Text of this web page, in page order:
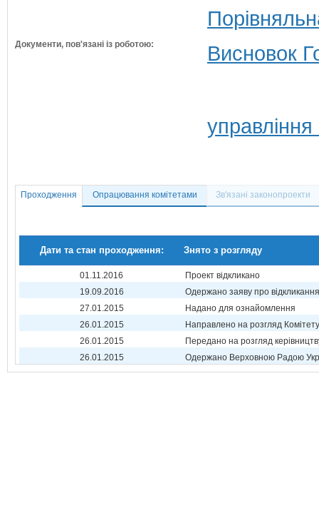
Документи, пов'язані із роботою: Висновок
Проходження Опрацювання комітетами Зв'язані законопроекти
Дати та стан проходження: Знято з розгляду
01.11.2016
Проект відкликано
19.09.2016
Одержано заяву про відкликання
27.01.2015
Надано для ознайомлення
26.01.2015
Направлено на розгляд Комітету
26.01.2015
Передано на розгляд
26.01.2015
Одержано Верховною Радою